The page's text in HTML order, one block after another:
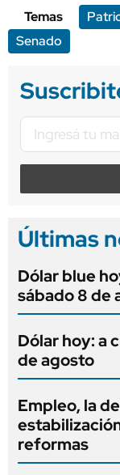
Temas
Senado
Últimas
Dólar blue
sábado 8 de
Dólar hoy: a
de agosto
Empleo, la
reformas